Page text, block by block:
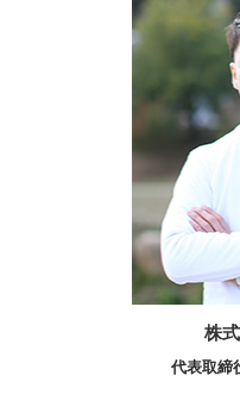
株
代表取締